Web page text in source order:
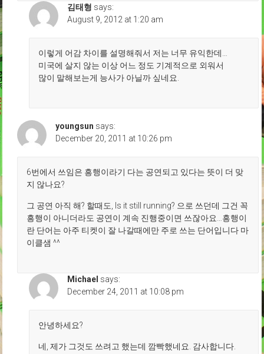
김태형 says:
August 9, 2012 at 1:20 am
이렇게 어감 차이를 설명해줘서 저는 너무 유익한데…
미국에 살지 않는 이상 어느 정도 기계적으로 외워서
많이 말해보는게 능사가 아닐까 싶네요.
youngsun says:
December 20, 2011 at 10:26 pm
6번에서 쓰임은 흥행이라기 다는 공연되고 있다는 뜻이 더 맞
지 않나요?
그 공연 아직 해? 할때도, Is it still running? 으로 쓰던데 그건 꼭
흥행이 아니더라도 공연이 계속 진행중이면 쓰잖아요…흥행이
란 단어는 아주 티켓이 잘 나갈때에만 주로 쓰는 단어입니다 마
이클샘 ^^
Michael says:
December 24, 2011 at 10:08 pm
안녕하세요?
네, 제가 그것도 쓰려고 했는데 깜빡했네요. 감사합니다.